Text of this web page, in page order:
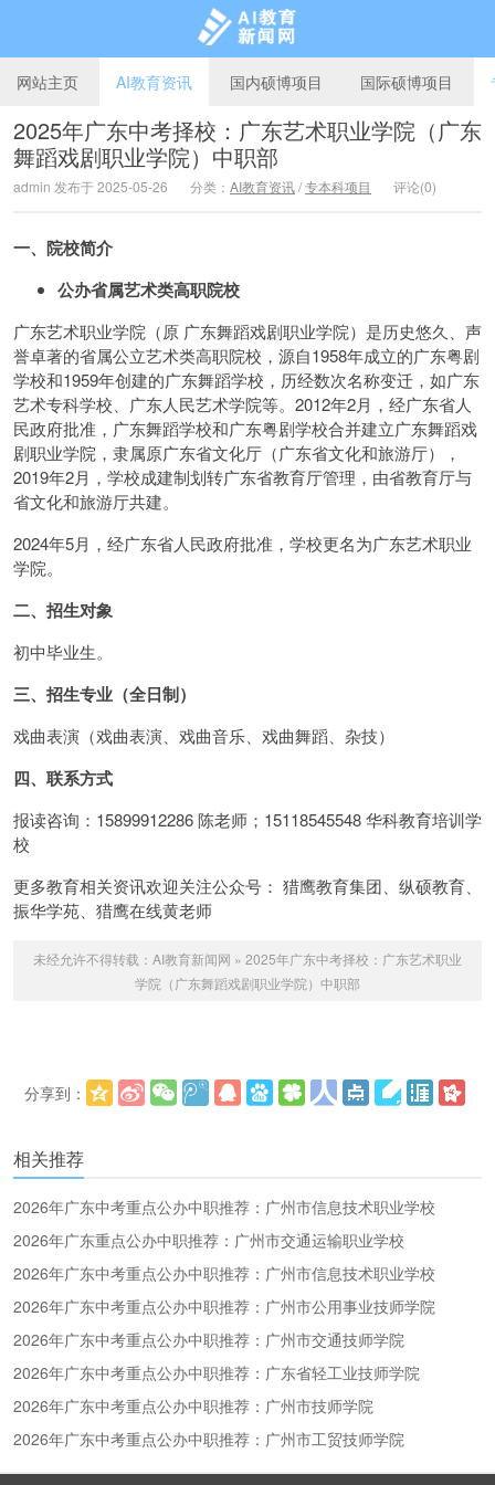
AI教育新闻网
网站主页 AI教育资讯 国内硕博项目 国际硕博项目
2025年广东中考择校：广东艺术职业学院（广东
舞蹈戏剧职业学院）中职部
admin 发布于 2025-05-26 分类： AI教育资讯/专本科项目 评论(0)
一、院校简介
公办省属艺术类高职院校
广东艺术职业学院（原 广东舞蹈戏剧职业学院）是历史悠久、声
誉卓著的省属公立艺术类高职院校，源自1958年成立的广东粤剧
学校和1959年创建的广东舞蹈学校，历经数次名称变迁，如广东
艺术专科学校、广东人民艺术学院等。2012年2月，经广东省人
民政府批准，广东舞蹈学校和广东粤剧学校合并建立广东舞蹈戏
剧职业学院，隶属原广东省文化厅（广东省文化和旅游厅），
2019年2月，学校成建制划转广东省教育厅管理，由省教育厅与
省文化和旅游厅共建。
2024年5月，经广东省人民政府批准，学校更名为广东艺术职业
学院。
二、招生对象
初中毕业生。
三、招生专业（全日制）
戏曲表演（戏曲表演、戏曲音乐、戏曲舞蹈、杂技）
四、联系方式
报读咨询：15899912286 陈老师；15118545548 华科教育培训学
校
更多教育相关资讯欢迎关注公众号： 猎鹰教育集团、纵硕教育、
振华学苑、猎鹰在线黄老师
未经允许不得转载： AI教育新闻网 » 2025年广东中考择校：广东艺术职业
学院（广东舞蹈戏剧职业学院）中职部
分享到：
相关推荐
2026年广东中考重点公办中职推荐：广州市信息技术职业学校
2026年广东重点公办中职推荐：广州市交通运输职业学校
2026年广东中考重点公办中职推荐：广州市信息技术职业学校
2026年广东中考重点公办中职推荐：广州市公用事业技师学院
2026年广东中考重点公办中职推荐：广州市交通技师学院
2026年广东中考重点公办中职推荐：广东省轻工业技师学院
2026年广东中考重点公办中职推荐：广州市技师学院
2026年广东中考重点公办中职推荐：广州市工贸技师学院